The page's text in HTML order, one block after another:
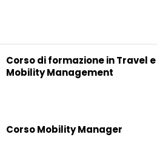
Corso di formazione in Travel e
Mobility Management
Corso Mobility Manager